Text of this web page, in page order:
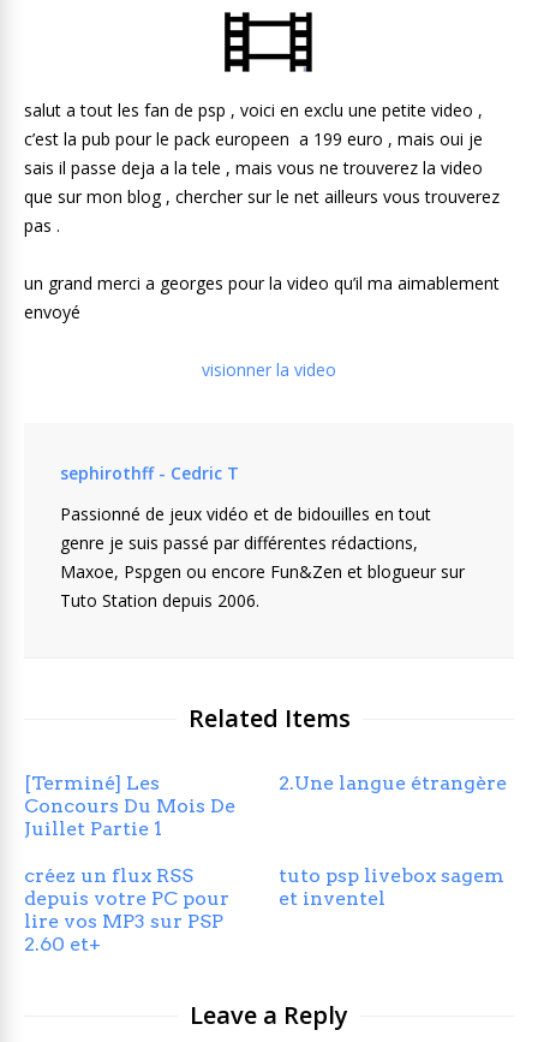
salut a tout les fan de psp , voici en exclu une petite video ,
c’est la pub pour le pack europeen a 199 euro , mais oui je
sais il passe deja a la tele , mais vous ne trouverez la video
que sur mon blog , chercher sur le net ailleurs vous trouverez
pas .
un grand merci a georges pour la video qu’il ma aimablement
envoyé
visionner la video
sephirothff - Cedric T
Passionné de jeux vidéo et de bidouilles en tout
genre je suis passé par différentes rédactions,
Maxoe, Pspgen ou encore Fun&Zen et blogueur sur
Tuto Station depuis 2006.
Related Items
[Terminé] Les
Concours Du Mois De
Juillet Partie 1
2.Une langue étrangère
créez un flux RSS
depuis votre PC pour
lire vos MP3 sur PSP
2.60 et+
tuto psp livebox sagem
et inventel
Leave a Reply